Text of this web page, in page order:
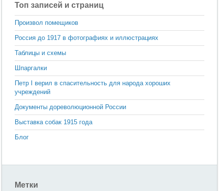
Топ записей и страниц
Произвол помещиков
Россия до 1917 в фотографиях и иллюстрациях
Таблицы и схемы
Шпаргалки
Петр I верил в спаситель­ность для народа хороших
учреждений
Документы дореволюционной России
Выставка собак 1915 года
Блог
Метки